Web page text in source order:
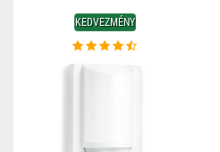
KEDVEZMÉNY